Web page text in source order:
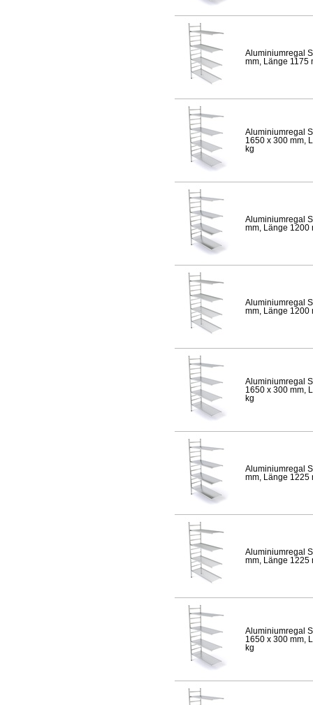
Aluminiumregal
mm, Länge 1175
Aluminiumregal
1650 x 300 mm,
kg
Aluminiumregal
mm, Länge 1200
Aluminiumregal
mm, Länge 1200
Aluminiumregal
1650 x 300 mm,
kg
Aluminiumregal
mm, Länge 1225
Aluminiumregal
mm, Länge 1225
Aluminiumregal
1650 x 300 mm,
kg